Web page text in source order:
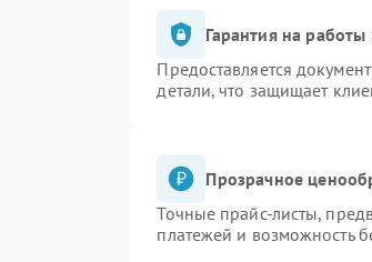
Гарантия на работы
Предоставляется
детали, что защищает
Прозрачное
Точные прайс-листы,
платежей и возможность